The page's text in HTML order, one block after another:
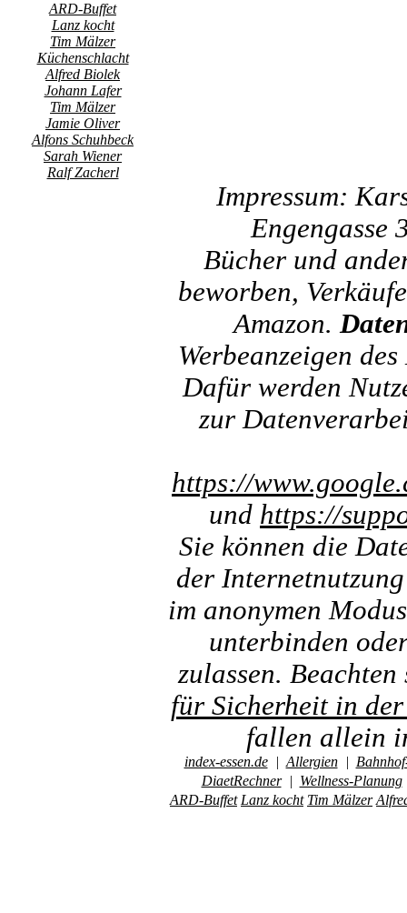
ARD-Buffet
Lanz kocht
Tim Mälzer
Küchenschlacht
Alfred Biolek
Johann Lafer
Tim Mälzer
Jamie Oliver
Alfons Schuhbeck
Sarah Wiener
Ralf Zacherl
Impressum:
Engengasse
Bücher und
beworben,
Amazon.
Werbeanzeigen
Dafür werden
zur
https://
und https://
Sie können die
der
im anonymen
unterbinden
zulassen.
für Sicherheit in
fallen allein
index-essen.de| Allergien|
DiaetRechner| Wellness-Planung
ARD-Buffet Lanz kocht Tim Mälzer